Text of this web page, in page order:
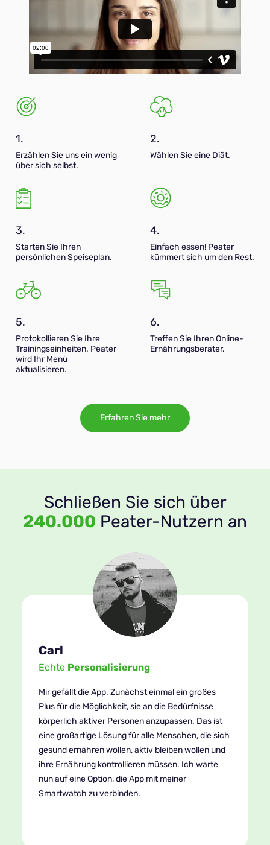
1.
Erzählen Sie uns ein wenig
über sich selbst.
2.
Wählen Sie eine Diät.
3.
Starten Sie Ihren
persönlichen Speiseplan.
4.
Einfach essen! Peater
kümmert sich um den Rest.
5.
Protokollieren Sie Ihre
Trainingseinheiten. Peater
wird Ihr Menü
aktualisieren.
6.
Treffen Sie Ihren Online-
Ernährungsberater.
Erfahren Sie mehr
Schließen Sie sich über
240.000 Peater-Nutzern an
Carl
EchtePersonalisierung
Mir gefällt die App. Zunächst einmal ein großes
Plus für die Möglichkeit, sie an die Bedürfnisse
körperlich aktiver Personen anzupassen. Das ist
eine großartige Lösung für alle Menschen, die sich
gesund ernähren wollen, aktiv bleiben wollen und
ihre Ernährung kontrollieren müssen. Ich warte
nun auf eine Option, die App mit meiner
Smartwatch zu verbinden.